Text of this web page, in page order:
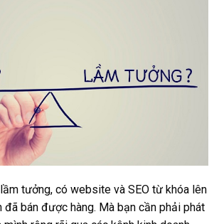
tưởng, có website và SEO từ khóa lên
bán được hàng. Mà bạn cần phải phát